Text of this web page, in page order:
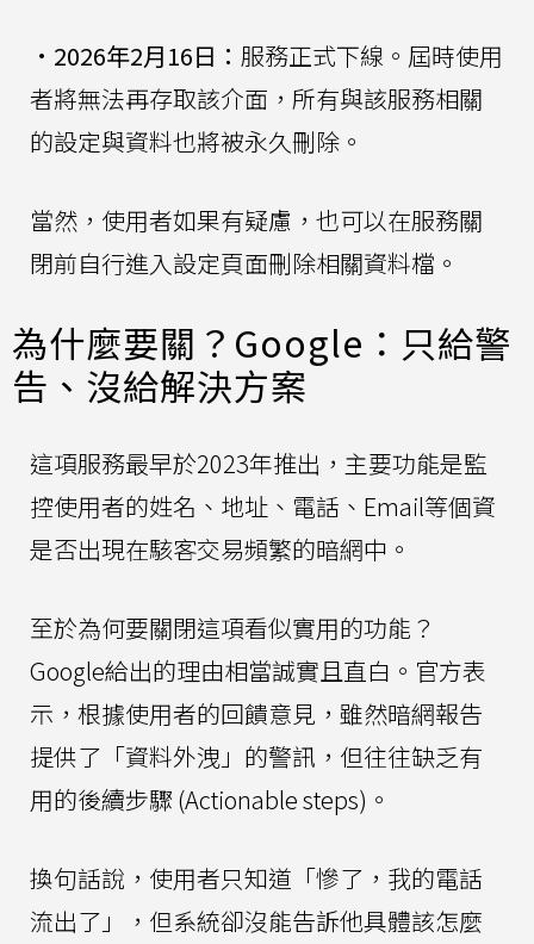
• 2026年2月16日： 服務正式下線。屆時使用
者將無法再存取該介面，所有與該服務相關
的設定與資料也將被永久刪除。
當然，使用者如果有疑慮，也可以在服務關
閉前自行進入設定頁面刪除相關資料檔。
為什麼要關？Google：只給警
告、沒給解決方案
這項服務最早於2023年推出，主要功能是監
控使用者的姓名、地址、電話、Email等個資
是否出現在駭客交易頻繁的暗網中。
至於為何要關閉這項看似實用的功能？
Google給出的理由相當誠實且直白。官方表
示，根據使用者的回饋意見，雖然暗網報告
提供了「資料外洩」的警訊，但往往缺乏有
用的後續步驟 (Actionable steps)。
換句話說，使用者只知道「慘了，我的電話
流出了」，但系統卻沒能告訴他具體該怎麼